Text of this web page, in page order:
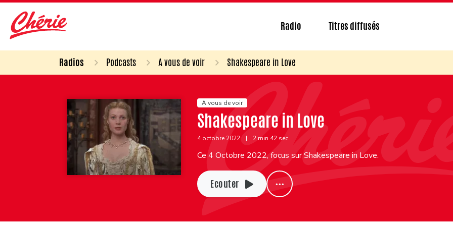
Radio Titres diffusés
Radios Podcasts A vous de voir Shakespeare in Love
A vous de voir
Shakespeare in Love
4 octobre 2022 | 2 min 42 sec
Ce 4 Octobre 2022, focus sur Shakespeare in Love.
Ecouter